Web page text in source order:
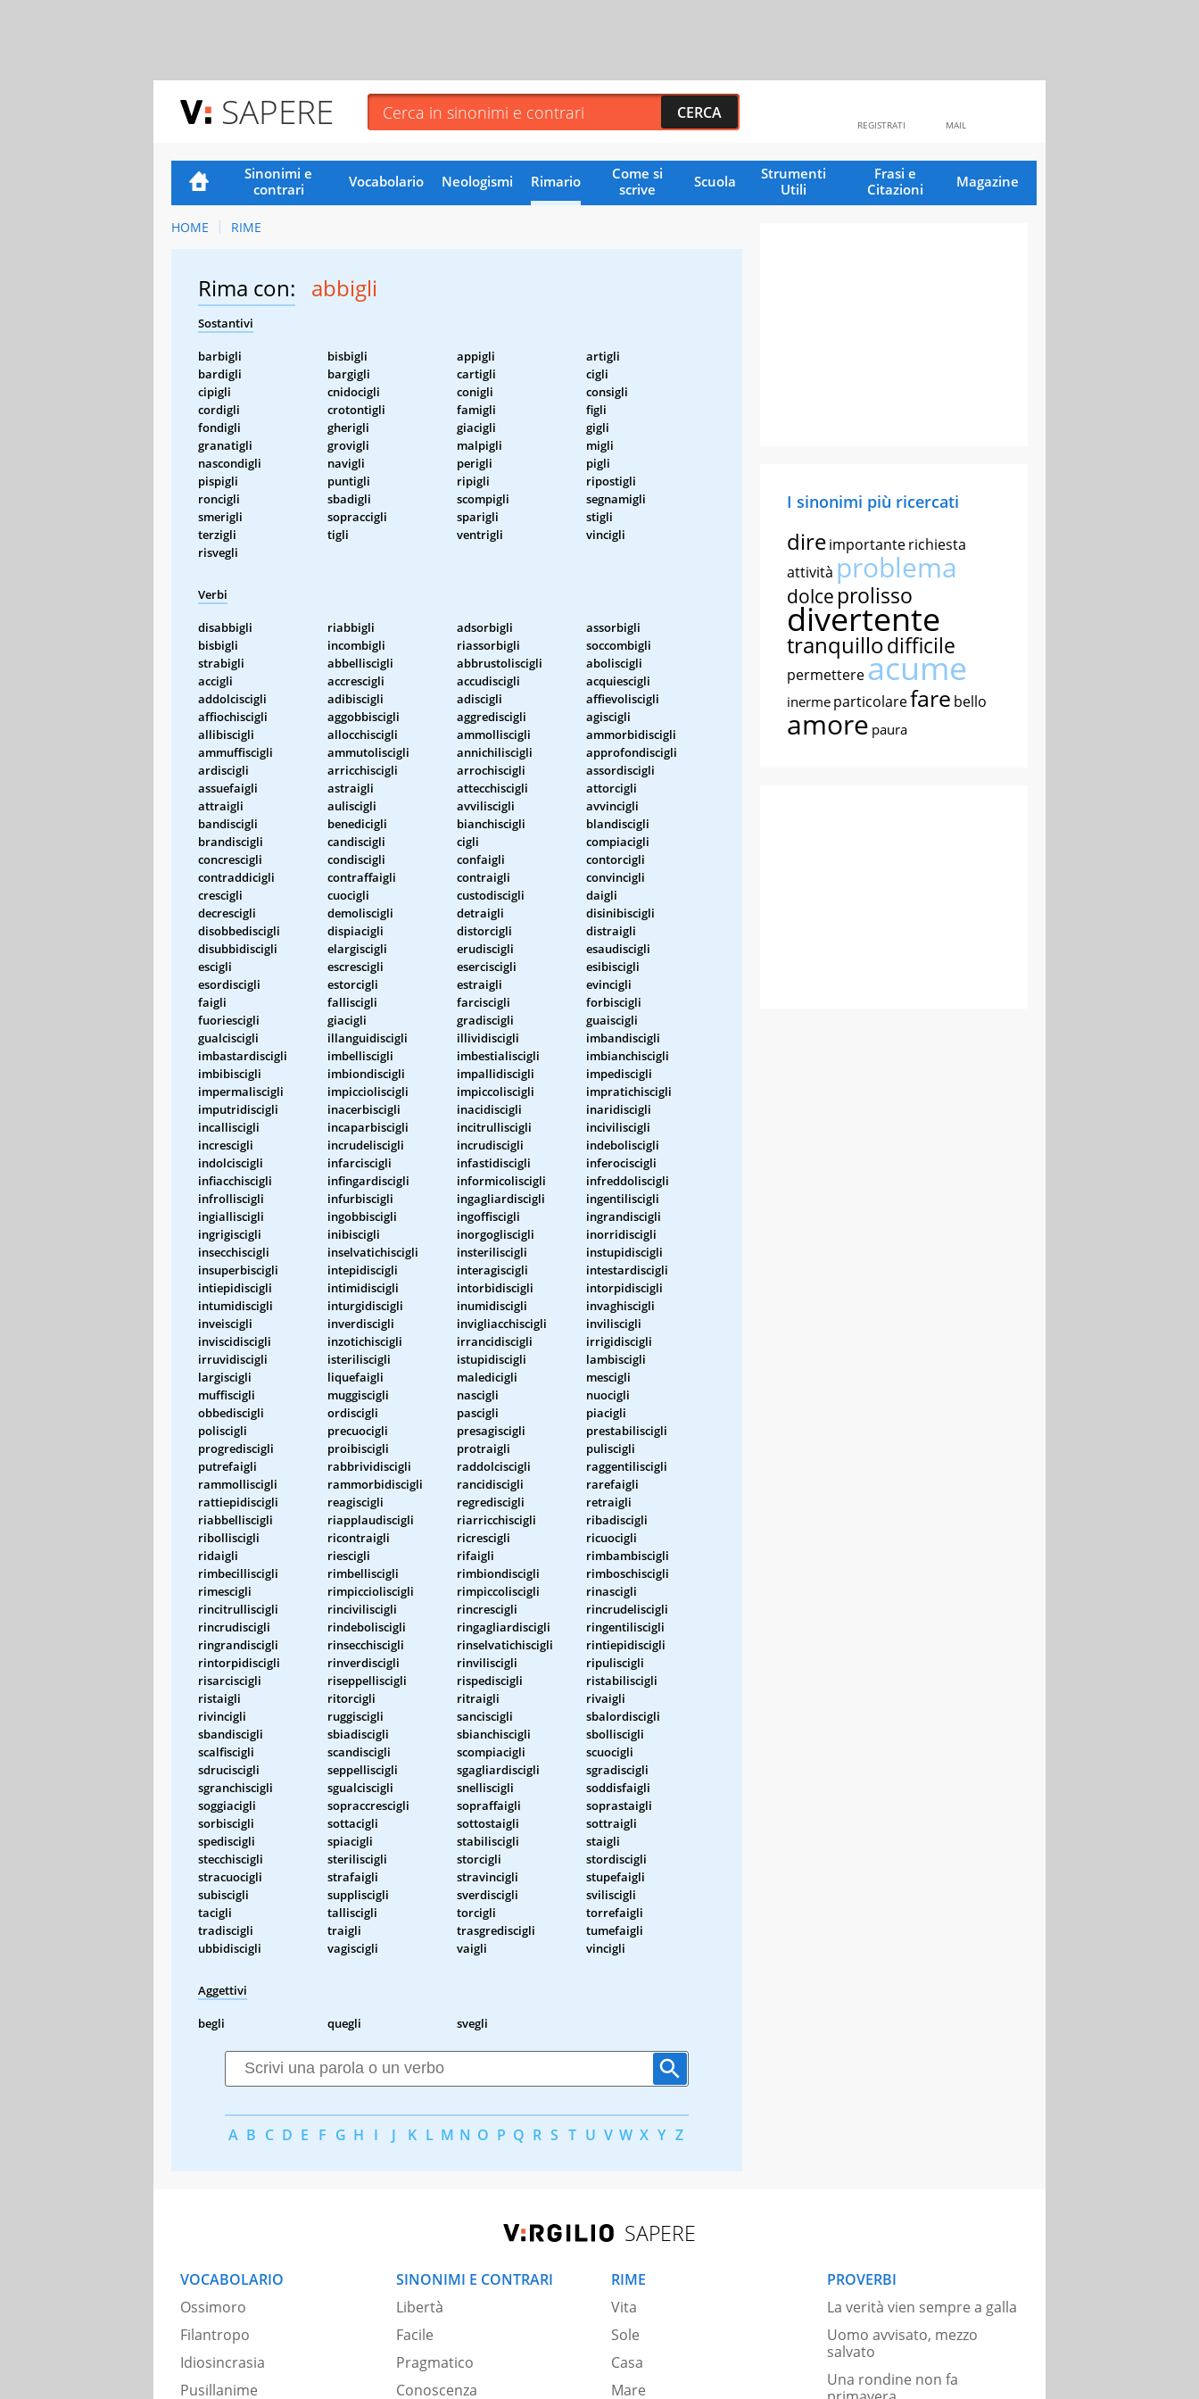
SAPERE MAIL
REGISTRATI
Sinonimi e
contrari
Vocabolario Neologismi Rimario
Come si
scrive
Scuola
Strumenti
Utili
Frasi e
Citazioni
Magazine
HOME RIME
Rima con: abbigli
Sostantivi
barbigli bisbigli appigli
artigli
bardigli
bargigli cartigli
cigli
cipigli
cnidocigli conigli
consigli
cordigli
crotontigli famigli
figli
fondigli
gherigli giacigli
gigli
granatigli
grovigli malpigli
migli
nascondigli
navigli perigli
pigli
pispigli
puntigli ripigli
ripostigli
roncigli
sbadigli scompigli
segnamigli
smerigli
sopraccigli sparigli
stigli
terzigli
tigli ventrigli
vincigli
risvegli
Verbi
disabbigli riabbigli adsorbigli
assorbigli
bisbigli
incombigli riassorbigli
soccombigli
strabigli
abbelliscigli abbrustoliscigli
aboliscigli
accigli
accrescigli accudiscigli
acquiescigli
addolciscigli
adibiscigli adiscigli
affievoliscigli
affiochiscigli
aggobbiscigli aggrediscigli
agiscigli
allibiscigli
allocchiscigli ammolliscigli
ammorbidiscigli
ammuffiscigli
ammutoliscigli annichiliscigli
approfondiscigli
ardiscigli
arricchiscigli arrochiscigli
assordiscigli
assuefaigli
astraigli attecchiscigli
attorcigli
attraigli
auliscigli avviliscigli
avvincigli
bandiscigli
benedicigli bianchiscigli
blandiscigli
brandiscigli
candiscigli cigli
compiacigli
concrescigli
condiscigli confaigli
contorcigli
contraddicigli
contraffaigli contraigli
convincigli
crescigli
cuocigli custodiscigli
daigli
decrescigli
demoliscigli detraigli
disinibiscigli
disobbediscigli
dispiacigli distorcigli
distraigli
disubbidiscigli
elargiscigli erudiscigli
esaudiscigli
escigli
escrescigli eserciscigli
esibiscigli
esordiscigli
estorcigli estraigli
evincigli
faigli
falliscigli farciscigli
forbiscigli
fuoriescigli
giacigli gradiscigli
guaiscigli
gualciscigli
illanguidiscigli illividiscigli
imbandiscigli
imbastardiscigli
imbelliscigli imbestialiscigli
imbianchiscigli
imbibiscigli
imbiondiscigli impallidiscigli
impediscigli
impermaliscigli
impiccioliscigli impiccoliscigli
impratichiscigli
imputridiscigli
inacerbiscigli inacidiscigli
inaridiscigli
incalliscigli
incaparbiscigli incitrulliscigli
inciviliscigli
increscigli
incrudeliscigli incrudiscigli
indeboliscigli
indolciscigli
infarciscigli infastidiscigli
inferociscigli
infiacchiscigli
infingardiscigli informicoliscigli
infreddoliscigli
infrolliscigli
infurbiscigli ingagliardiscigli
ingentiliscigli
ingialliscigli
ingobbiscigli ingoffiscigli
ingrandiscigli
ingrigiscigli
inibiscigli inorgogliscigli
inorridiscigli
insecchiscigli
inselvatichiscigli insteriliscigli
instupidiscigli
insuperbiscigli
intepidiscigli interagiscigli
intestardiscigli
intiepidiscigli
intimidiscigli intorbidiscigli
intorpidiscigli
intumidiscigli
inturgidiscigli inumidiscigli
invaghiscigli
inveiscigli
inverdiscigli invigliacchiscigli
inviliscigli
inviscidiscigli
inzotichiscigli irrancidiscigli
irrigidiscigli
irruvidiscigli
isteriliscigli istupidiscigli
lambiscigli
largiscigli
liquefaigli maledicigli
mescigli
muffiscigli
muggiscigli nascigli
nuocigli
obbediscigli
ordiscigli pascigli
piacigli
poliscigli
precuocigli presagiscigli
prestabiliscigli
progrediscigli
proibiscigli protraigli
puliscigli
putrefaigli
rabbrividiscigli raddolciscigli
raggentiliscigli
rammolliscigli
rammorbidiscigli rancidiscigli
rarefaigli
rattiepidiscigli
reagiscigli regrediscigli
retraigli
riabbelliscigli
riapplaudiscigli riarricchiscigli
ribadiscigli
ribolliscigli
ricontraigli ricrescigli
ricuocigli
ridaigli
riescigli rifaigli
rimbambiscigli
rimbecilliscigli
rimbelliscigli rimbiondiscigli
rimboschiscigli
rimescigli
rimpiccioliscigli rimpiccoliscigli
rinascigli
rincitrulliscigli
rinciviliscigli rincrescigli
rincrudeliscigli
rincrudiscigli
rindeboliscigli ringagliardiscigli
ringentiliscigli
ringrandiscigli
rinsecchiscigli rinselvatichiscigli
rintiepidiscigli
rintorpidiscigli
rinverdiscigli rinviliscigli
ripuliscigli
risarciscigli
riseppelliscigli rispediscigli
ristabiliscigli
ristaigli
ritorcigli ritraigli
rivaigli
rivincigli
ruggiscigli sanciscigli
sbalordiscigli
sbandiscigli
sbiadiscigli sbianchiscigli
sbolliscigli
scalfiscigli
scandiscigli scompiacigli
scuocigli
sdruciscigli
seppelliscigli sgagliardiscigli
sgradiscigli
sgranchiscigli
sgualciscigli snelliscigli
soddisfaigli
soggiacigli
sopraccrescigli sopraffaigli
soprastaigli
sorbiscigli
sottacigli sottostaigli
sottraigli
spediscigli
spiacigli stabiliscigli
staigli
stecchiscigli
steriliscigli storcigli
stordiscigli
stracuocigli
strafaigli stravincigli
stupefaigli
subiscigli
suppliscigli sverdiscigli
sviliscigli
tacigli
talliscigli torcigli
torrefaigli
tradiscigli
traigli trasgrediscigli
tumefaigli
ubbidiscigli
vagiscigli vaigli vincigli
Aggettivi
begli quegli svegli
A B C D E F G H I J K L M N O P Q R S T U V W X Y Z
I sinonimi più ricercati
direimportanterichiesta
attività problema
dolce prolisso
divertente
tranquillodifficile
permettereacume
inerme particolarefare bello
amore paura
SAPERE
VOCABOLARIO
Ossimoro
Filantropo
Idiosincrasia
Pusillanime
SINONIMI E CONTRARI
Libertà
Facile
Pragmatico
Conoscenza
RIME
Vita
Sole
Casa
Mare
PROVERBI
La verità vien sempre a galla
Uomo avvisato, mezzo
salvato
Una rondine non fa